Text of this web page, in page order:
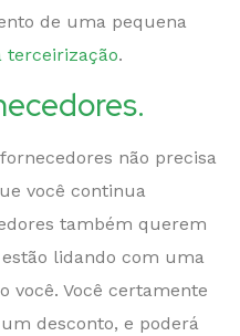
de uma pequena
terceirização.
não precisa
você continua
também querem
lidando com uma
você. Você certamente
desconto, e poderá